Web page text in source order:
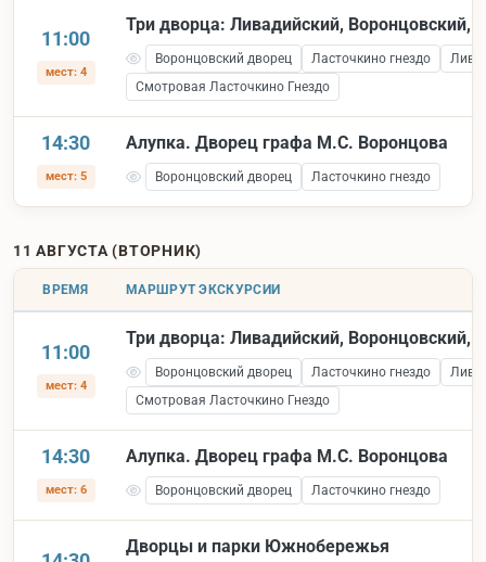
11:00
мест: 4
Три дворца: Ливадийский, Воронцовский,
Воронцовский дворец Ласточкино гнездо
Смотровая Ласточкино Гнездо
14:30
мест: 5
Алупка. Дворец графа М.С. Воронцова
Воронцовский дворец Ласточкино гнездо
11 АВГУСТА (ВТОРНИК)
ВРЕМЯ МАРШРУТ ЭКСКУРСИИ
11:00
мест: 4
Три дворца: Ливадийский, Воронцовский,
Воронцовский дворец Ласточкино гнездо
Смотровая Ласточкино Гнездо
14:30
мест: 6
Алупка. Дворец графа М.С. Воронцова
Воронцовский дворец Ласточкино гнездо
Дворцы и парки Южнобережья